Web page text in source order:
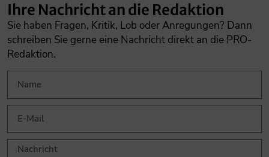
Ihre Nachricht an die Redaktion
Sie haben Fragen, Kritik, Lob oder Anregungen? Dann
schreiben Sie gerne eine Nachricht direkt an die PRO-
Redaktion.